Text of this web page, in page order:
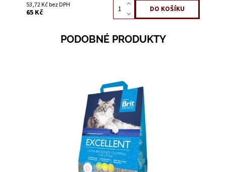
53,72 Kč bez DPH
65 Kč
PODOBNÉ PRODUKTY
Skladem 6
55009A